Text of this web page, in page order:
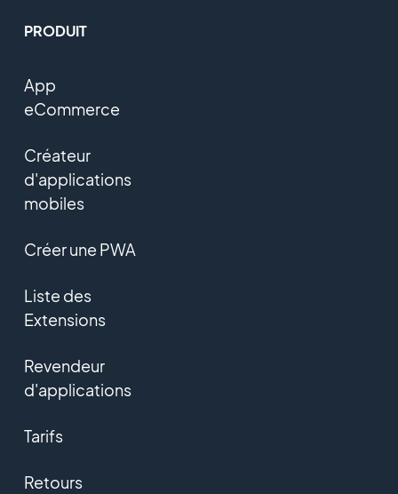
PRODUIT
App
eCommerce
Créateur
d'applications
mobiles
Créer une PWA
Liste des
Extensions
Revendeur
d'applications
Tarifs
Retours